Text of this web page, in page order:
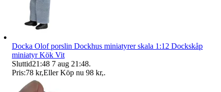
Docka Olof porslin Dockhus miniatyrer skala 1:12 Dockskåp
miniatyr Kök Vit
Sluttid21:48 7 aug 21:48.
Pris:78 kr,Eller Köp nu 98 kr,.